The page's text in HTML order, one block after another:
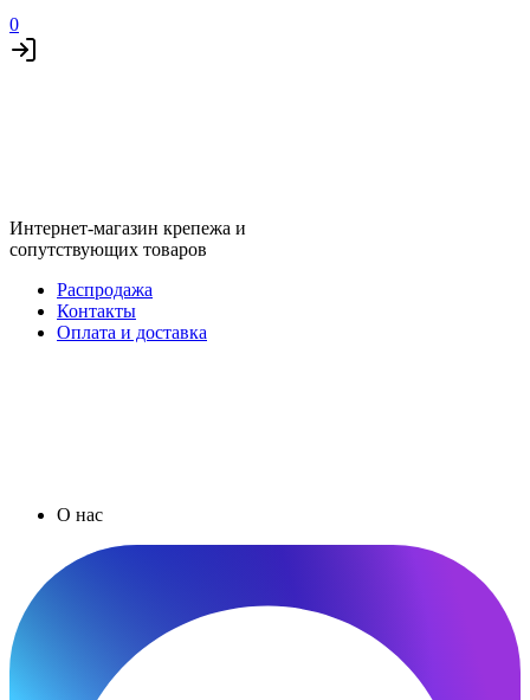
0
Интернет-магазин крепежа и
сопутствующих товаров
Распродажа
Контакты
Оплата и доставка
О нас